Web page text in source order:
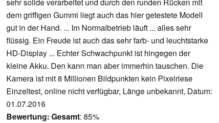
sehr solide verarbeitet und durch den runden Rücken mit
dem griffigen Gummi liegt auch das hier getestete Modell
gut in der Hand. ... Im Normalbetrieb läuft ... alles sehr
flüssig. Ein Freude ist auch das sehr farb- und leuchtstarke
HD-Display ... Echter Schwachpunkt ist hingegen der
kleine Akku. Den kann man aber immerhin tauschen. Die
Kamera ist mit 8 Millionen Bildpunkten kein Pixelriese
Einzeltest, online nicht verfügbar, Länge unbekannt, Datum:
01.07.2016
Bewertung: Gesamt: 85%